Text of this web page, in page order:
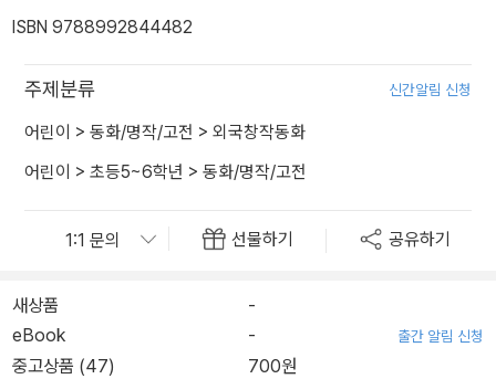
ISBN 9788992844482
주제분류 신간알림 신청
어린이 > 동화/명작/고전 > 외국창작동화
어린이 > 초등5~6학년 > 동화/명작/고전
선물하기 공유하기
새상품
-
eBook
- 출간 알림 신청
중고상품 (47) 700원